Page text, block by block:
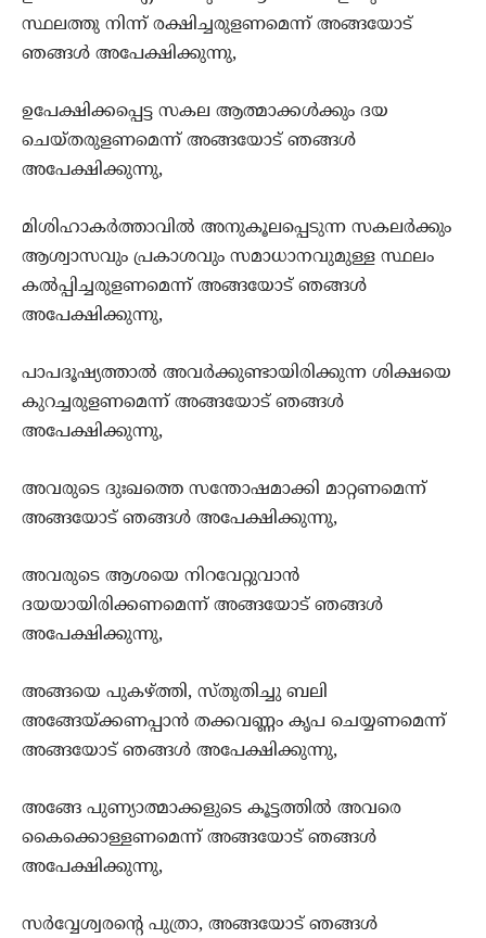
സ്ഥലത്തു നിന്ന്‍ രക്ഷിച്ചരുളണമെന്ന് അങ്ങയോട്
ഞങ്ങള്‍ അപേക്ഷിക്കുന്നു,
ഉപേക്ഷിക്കപ്പെട്ട സകല‍ ആത്മാക്കള്‍ക്കും ദയ
ചെയ്തരുളണമെന്ന് അങ്ങയോട് ഞങ്ങള്‍
അപേക്ഷിക്കുന്നു,
മിശിഹാകര്‍ത്താവില്‍ അനുകൂലപ്പെടുന്ന സകലര്‍ക്കും
ആശ്വാസവും പ്രകാശവും സമാധാനവുമുള്ള സ്ഥലം
കല്‍പ്പിച്ചരുളണമെന്ന് അങ്ങയോട് ഞങ്ങള്‍
അപേക്ഷിക്കുന്നു,
പാപദൂഷ്യത്താല്‍ അവര്‍ക്കുണ്ടായിരിക്കുന്ന ശിക്ഷയെ
കുറച്ചരുളണമെന്ന് അങ്ങയോട് ഞങ്ങള്‍
അപേക്ഷിക്കുന്നു,
അവരുടെ ദുഃഖത്തെ സന്തോഷമാക്കി മാറ്റണമെന്ന്
അങ്ങയോട് ഞങ്ങള്‍ അപേക്ഷിക്കുന്നു,
അവരുടെ ആശയെ നിറവേറ്റുവാന്‍
ദയയായിരിക്കണമെന്ന് അങ്ങയോട് ഞങ്ങള്‍
അപേക്ഷിക്കുന്നു,
അങ്ങയെ പുകഴ്ത്തി, സ്തുതിച്ചു ബലി
അങ്ങേയ്ക്കണപ്പാന്‍ തക്കവണ്ണം കൃപ ചെയ്യണമെന്ന്
അങ്ങയോട് ഞങ്ങള്‍ അപേക്ഷിക്കുന്നു,
അങ്ങേ പുണ്യാത്മാക്കളുടെ കൂട്ടത്തില്‍ അവരെ
കൈക്കൊള്ളണമെന്ന് അങ്ങയോട് ഞങ്ങള്‍
അപേക്ഷിക്കുന്നു,
സര്‍വ്വേശ്വരന്‍റെ പുത്രാ, അങ്ങയോട് ഞങ്ങള്‍